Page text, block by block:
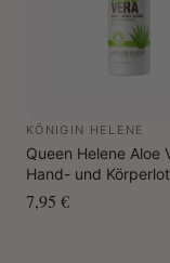
KÖNIGIN HELENE
Queen Helene Aloe
Hand- und
ml
7,95 €